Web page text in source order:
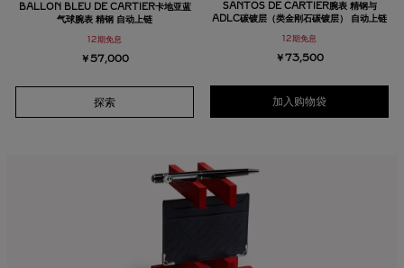
BALLON BLEU DE CARTIER卡地亚蓝
气球腕表 精钢 自动上链
12期免息
￥57,000
探索
SANTOS DE CARTIER腕表 精钢与
ADLC碳镀层（类金刚石碳镀层） 自动上链
12期免息
￥73,500
加入购物袋